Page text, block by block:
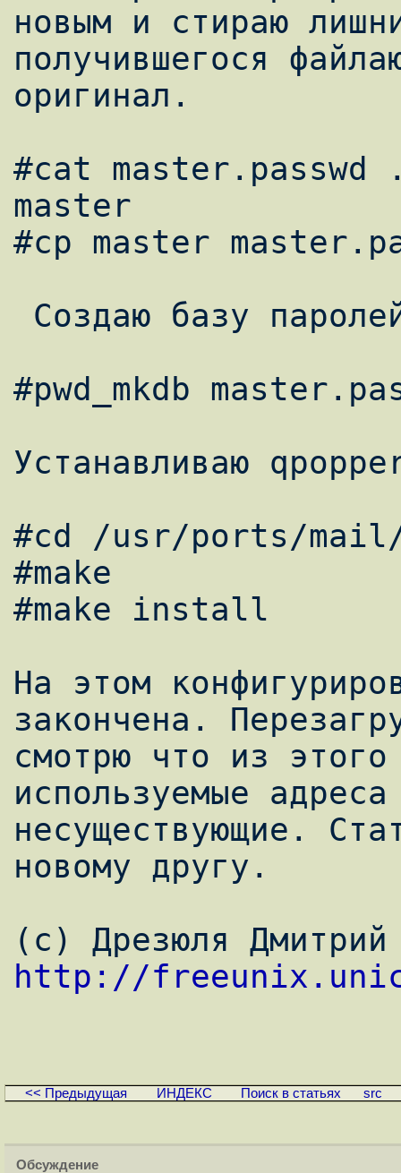
новым и стираю
получившегося
оригинал.
#cat master.passwd
master
#cp master
#pwd_mkdb
Устанавливаю
#cd /usr/ports/
#make
#make install
На этом
закончена.
смотрю что из
используемые
несуществующие.
новому другу.
http://
<< Предыдущая ИНДЕКС Поиск в статьях src
Обсуждение